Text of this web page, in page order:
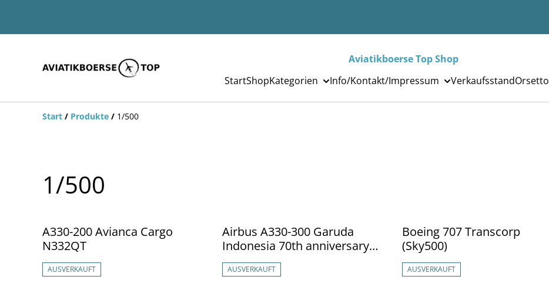
Aviatikboerse Top Shop
StartShopKategorien Info/Kontakt/Impressum VerkaufsstandOrsetto
Start / Produkte / 1/500
1/500
%
A330-200 Avianca Cargo
N332QT
AUSVERKAUFT
%
Airbus A330-300 Garuda
Indonesia 70th anniversary
PK-GHD 533362
AUSVERKAUFT
%
Boeing 707 Transcorp
(Sky500)
AUSVERKAUFT